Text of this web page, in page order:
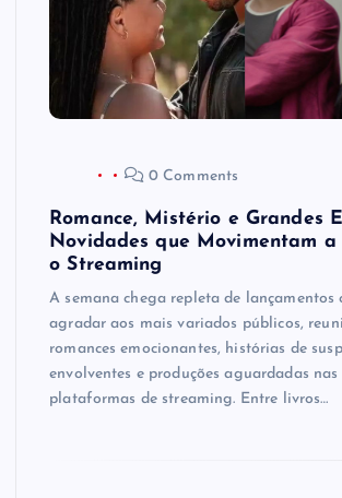
0 Comments
Romance, Mistério e Grandes
Novidades que Movimentam
o Streaming
A semana chega repleta de lançamentos
agradar aos mais variados públicos,
romances emocionantes, histórias de
envolventes e produções aguardadas
plataformas de streaming. Entre livros…